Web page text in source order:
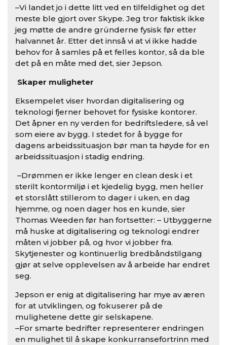
–Vi landet jo i dette litt ved en tilfeldighet og det
meste ble gjort over Skype. Jeg tror faktisk ikke
jeg møtte de andre gründerne fysisk før etter
halvannet år. Etter det innså vi at vi ikke hadde
behov for å samles på et felles kontor, så da ble
det på en måte med det, sier Jepson.
Skaper muligheter
Eksempelet viser hvordan digitalisering og
teknologi fjerner behovet for fysiske kontorer.
Det åpner en ny verden for bedriftsledere, så vel
som eiere av bygg. I stedet for å bygge for
dagens arbeidssituasjon bør man ta høyde for en
arbeidssituasjon i stadig endring.
–Drømmen er ikke lenger en clean desk i et
sterilt kontormiljø i et kjedelig bygg, men heller
et storslått stillerom to dager i uken, en dag
hjemme, og noen dager hos en kunde, sier
Thomas Weeden før han fortsetter: – Utbyggerne
må huske at digitalisering og teknologi endrer
måten vi jobber på, og hvor vi jobber fra.
Skytjenester og kontinuerlig bredbåndstilgang
gjør at selve opplevelsen av å arbeide har endret
seg.
Jepson er enig at digitalisering har mye av æren
for at utviklingen, og fokuserer på de
mulighetene dette gir selskapene.
–For smarte bedrifter representerer endringen
en mulighet til å skape konkurransefortrinn med